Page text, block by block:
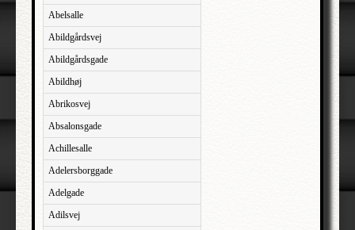
Abelsalle
Abildgårdsvej
Abildgårdsgade
Abildhøj
Abrikosvej
Absalonsgade
Achillesalle
Adelersborggade
Adelgade
Adilsvej